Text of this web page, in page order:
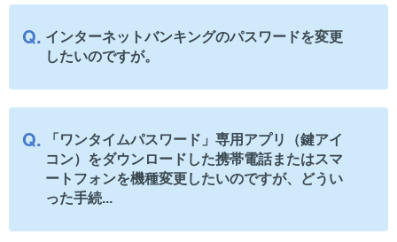
インターネットバンキングのパスワードを変更
したいのですが。
「ワンタイムパスワード」専用アプリ（鍵アイ
コン）をダウンロードした携帯電話またはスマ
ートフォンを機種変更したいのですが、どうい
った手続...